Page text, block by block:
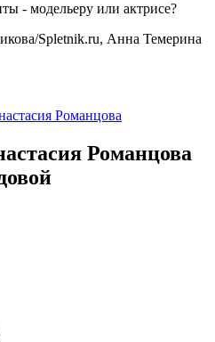
- модельеру или актрисе?
Spletnik.ru, Анна Темерина
Романцова
Романцова